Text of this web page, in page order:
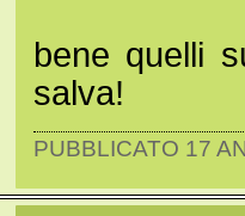
bene quelli
salva!
PUBBLICATO 17